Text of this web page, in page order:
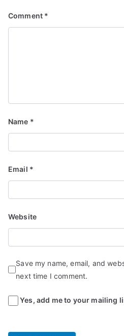
Comment *
Name *
Email *
Website
Save my name, email, and
next time I comment.
Yes, add me to your mailing